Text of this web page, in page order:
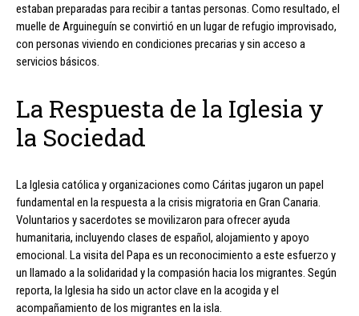
estaban preparadas para recibir a tantas personas. Como resultado, el
muelle de Arguineguín se convirtió en un lugar de refugio improvisado,
con personas viviendo en condiciones precarias y sin acceso a
servicios básicos.
La Respuesta de la Iglesia y
la Sociedad
La Iglesia católica y organizaciones como Cáritas jugaron un papel
fundamental en la respuesta a la crisis migratoria en Gran Canaria.
Voluntarios y sacerdotes se movilizaron para ofrecer ayuda
humanitaria, incluyendo clases de español, alojamiento y apoyo
emocional. La visita del Papa es un reconocimiento a este esfuerzo y
un llamado a la solidaridad y la compasión hacia los migrantes. Según
reporta, la Iglesia ha sido un actor clave en la acogida y el
acompañamiento de los migrantes en la isla.